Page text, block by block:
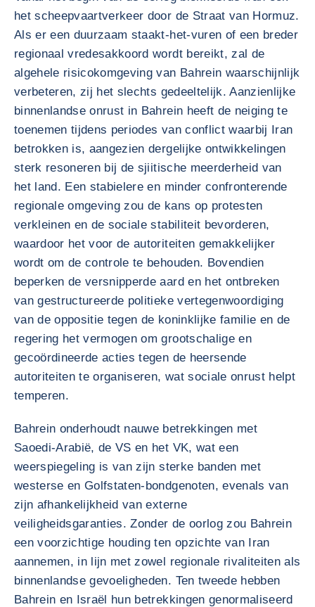
het scheepvaartverkeer door de Straat van Hormuz.
Als er een duurzaam staakt-het-vuren of een breder
regionaal vredesakkoord wordt bereikt, zal de
algehele risicokomgeving van Bahrein waarschijnlijk
verbeteren, zij het slechts gedeeltelijk. Aanzienlijke
binnenlandse onrust in Bahrein heeft de neiging te
toenemen tijdens periodes van conflict waarbij Iran
betrokken is, aangezien dergelijke ontwikkelingen
sterk resoneren bij de sjiitische meerderheid van
het land. Een stabielere en minder confronterende
regionale omgeving zou de kans op protesten
verkleinen en de sociale stabiliteit bevorderen,
waardoor het voor de autoriteiten gemakkelijker
wordt om de controle te behouden. Bovendien
beperken de versnipperde aard en het ontbreken
van gestructureerde politieke vertegenwoordiging
van de oppositie tegen de koninklijke familie en de
regering het vermogen om grootschalige en
gecoördineerde acties tegen de heersende
autoriteiten te organiseren, wat sociale onrust helpt
temperen.
Bahrein onderhoudt nauwe betrekkingen met
Saoedi-Arabië, de VS en het VK, wat een
weerspiegeling is van zijn sterke banden met
westerse en Golfstaten-bondgenoten, evenals van
zijn afhankelijkheid van externe
veiligheidsgaranties. Zonder de oorlog zou Bahrein
een voorzichtige houding ten opzichte van Iran
aannemen, in lijn met zowel regionale rivaliteiten als
binnenlandse gevoeligheden. Ten tweede hebben
Bahrein en Israël hun betrekkingen genormaliseerd